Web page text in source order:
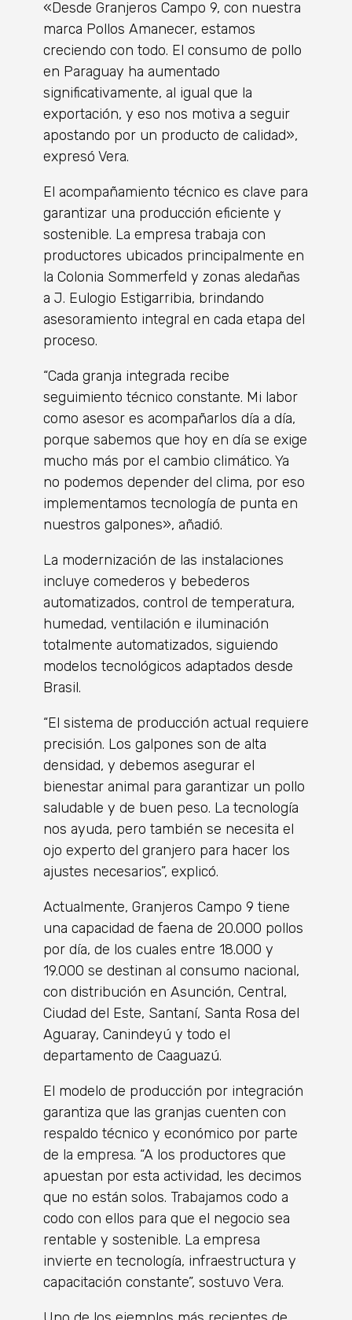
«Desde Granjeros Campo 9, con nuestra
marca Pollos Amanecer, estamos
creciendo con todo. El consumo de pollo
en Paraguay ha aumentado
significativamente, al igual que la
exportación, y eso nos motiva a seguir
apostando por un producto de calidad»,
expresó Vera.
El acompañamiento técnico es clave para
garantizar una producción eficiente y
sostenible. La empresa trabaja con
productores ubicados principalmente en
la Colonia Sommerfeld y zonas aledañas
a J. Eulogio Estigarribia, brindando
asesoramiento integral en cada etapa del
proceso.
“Cada granja integrada recibe
seguimiento técnico constante. Mi labor
como asesor es acompañarlos día a día,
porque sabemos que hoy en día se exige
mucho más por el cambio climático. Ya
no podemos depender del clima, por eso
implementamos tecnología de punta en
nuestros galpones», añadió.
La modernización de las instalaciones
incluye comederos y bebederos
automatizados, control de temperatura,
humedad, ventilación e iluminación
totalmente automatizados, siguiendo
modelos tecnológicos adaptados desde
Brasil.
“El sistema de producción actual requiere
precisión. Los galpones son de alta
densidad, y debemos asegurar el
bienestar animal para garantizar un pollo
saludable y de buen peso. La tecnología
nos ayuda, pero también se necesita el
ojo experto del granjero para hacer los
ajustes necesarios”, explicó.
Actualmente, Granjeros Campo 9 tiene
una capacidad de faena de 20.000 pollos
por día, de los cuales entre 18.000 y
19.000 se destinan al consumo nacional,
con distribución en Asunción, Central,
Ciudad del Este, Santaní, Santa Rosa del
Aguaray, Canindeyú y todo el
departamento de Caaguazú.
El modelo de producción por integración
garantiza que las granjas cuenten con
respaldo técnico y económico por parte
de la empresa. “A los productores que
apuestan por esta actividad, les decimos
que no están solos. Trabajamos codo a
codo con ellos para que el negocio sea
rentable y sostenible. La empresa
invierte en tecnología, infraestructura y
capacitación constante”, sostuvo Vera.